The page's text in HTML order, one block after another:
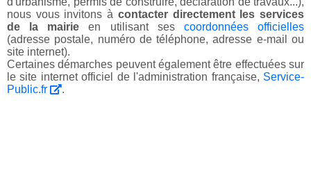
nous vous invitons à contacter directement les services
de la mairie en utilisant ses coordonnées officielles
(adresse postale, numéro de téléphone, adresse e-mail ou
site internet).
Certaines démarches peuvent également être effectuées sur
le site internet officiel de l'administration française, Service-
Public.fr
.